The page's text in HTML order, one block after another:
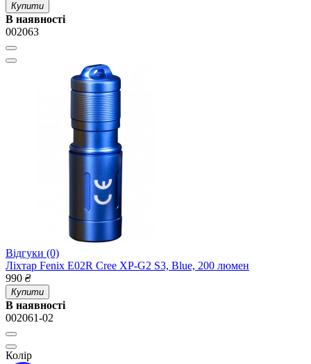
Купити
В наявності
002063
Відгуки (0)
Ліхтар Fenix E02R Cree XP-G2 S3, Blue, 200 люмен
990 ₴
Купити
В наявності
002061-02
Колір